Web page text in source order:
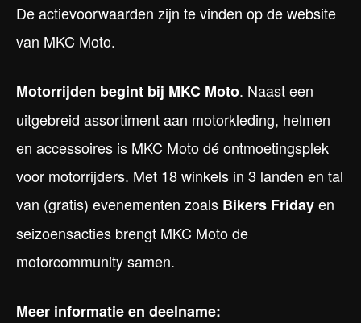
De actievoorwaarden zijn te vinden op de website
van MKC Moto.
Motorrijden begint bij MKC Moto. Naast een
uitgebreid assortiment aan motorkleding, helmen
en accessoires is MKC Moto dé ontmoetingsplek
voor motorrijders. Met 18 winkels in 3 landen en tal
van (gratis) evenementen zoals Bikers Fridayen
seizoensacties brengt MKC Moto de
motorcommunity samen.
Meer informatie en deelname: